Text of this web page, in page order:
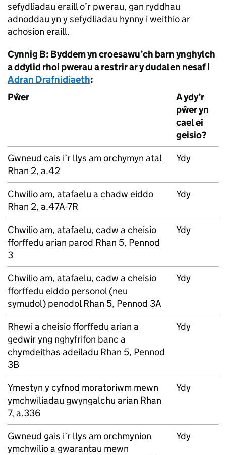
sefydliadau eraill o’r pwerau, gan ryddhau
adnoddau yn y sefydliadau hynny i weithio ar
achosion eraill.
Cynnig B: Byddem yn croesawu’ch barn ynghylch
a ddylid rhoi pwerau a restrir ar y dudalen nesaf i
Adran Drafnidiaeth:
Pŵer
A ydy’r
pŵer yn
cael ei
geisio?
Gwneud cais i’r llys am orchymyn atal
Rhan 2, a.42
Ydy
Chwilio am, atafaelu a chadw eiddo
Rhan 2, a.47A-7R
Ydy
Chwilio am, atafaelu, cadw a cheisio
fforffedu arian parod Rhan 5, Pennod
3
Ydy
Chwilio am, atafaelu, cadw a cheisio
fforffedu eiddo personol (neu
symudol) penodol Rhan 5, Pennod 3A
Ydy
Rhewi a cheisio fforffedu arian a
gedwir yng nghyfrifon banc a
chymdeithas adeiladu Rhan 5, Pennod
3B
Ydy
Ymestyn y cyfnod moratoriwm mewn
ymchwiliadau gwyngalchu arian Rhan
7, a.336
Ydy
Gwneud gais i’r llys am orchmynion
ymchwilio a gwarantau mewn
Ydy